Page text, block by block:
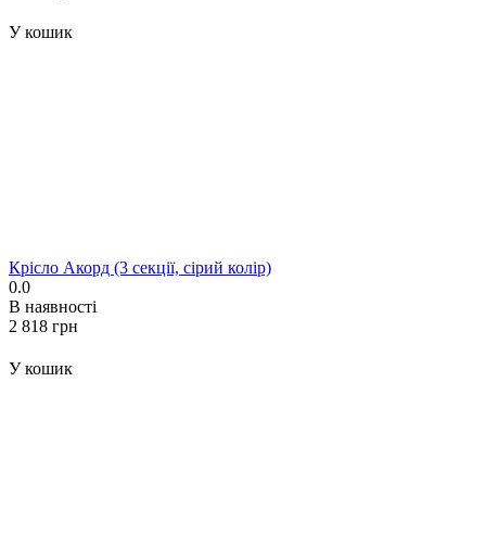
У кошик
Крісло Акорд (3 секції, сірий колір)
0.0
В наявності
‍2 818‍ грн
У кошик